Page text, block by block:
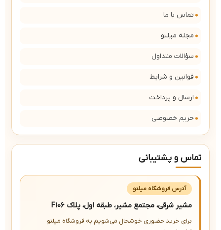
تماس با ما
مجله میلنو
سؤالات متداول
قوانین و شرایط
ارسال و پرداخت
حریم خصوصی
تماس و پشتیبانی
آدرس فروشگاه میلنو
مشیر شرقی، مجتمع مشیر، طبقه اول، پلاک F106
برای خرید حضوری خوشحال می‌شویم به فروشگاه میلنو